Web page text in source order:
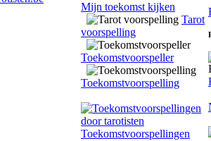
Mijn toekomst kijken
Tarot
voorspelling
Toekomstvoorspeller
Toekomstvoorspelling
Toekomstvoorspellingen